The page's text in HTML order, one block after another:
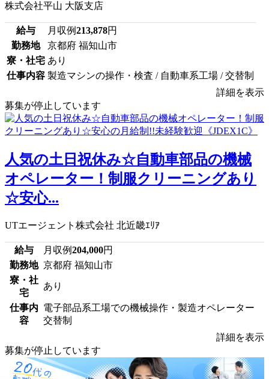
株式会社平山 大阪支店
給与 月収例213,878円
勤務地
京都府 福知山市
寮・社宅 あり
仕事内容 製造マシンの操作・検査 / 自動車系工場 / 交替制
詳細を表示
募集が停止しています
人気の土日祝休み☆自動車部品の機械
オペレーター！制服クリーニングあり
☆安心...
UTエージェント株式会社 北近畿ｴﾘｱ
給与 月収例204,000円
勤務地 京都府 福知山市
寮・社
宅
あり
仕事内
容
電子部品系工場での機械操作・製造オペレーター
交替制
詳細を表示
募集が停止しています